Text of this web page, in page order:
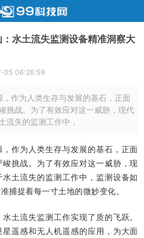
水土流失监测设备精准洞察大
05 06:26:59
作为人类生存与发展的基石，正面
挑战。为了有效应对这一威胁，现代
流失的监测工作中，
为人类生存与发展的基石，正面
挑战。为了有效应对这一威胁，现
土流失的监测工作中，监测设备如
捕捉着每一寸土地的微妙变化。
流失监测工作实现了质的飞跃。
遥感和无人机遥感的应用，为大面